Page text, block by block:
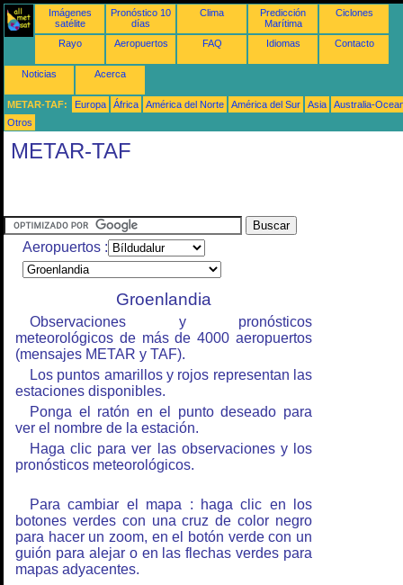
Imágenes
satélite
Pronóstico 10
días
Clima
Predicción
Marítima
Ciclones
Rayo Aeropuertos FAQ Idiomas Contacto
Noticias Acerca
METAR-TAF: Europa África América del Norte América del Sur Asia
Australia-
Otros
METAR-TAF
Aeropuertos :
Groenlandia
Observaciones y pronósticos
meteorológicos de más de 4000 aeropuertos
(mensajes METAR y TAF).
Los puntos amarillos y rojos representan las
estaciones disponibles.
Ponga el ratón en el punto deseado para
ver el nombre de la estación.
Haga clic para ver las observaciones y los
pronósticos meteorológicos.
Para cambiar el mapa : haga clic en los
botones verdes con una cruz de color negro
para hacer un zoom, en el botón verde con un
guión para alejar o en las flechas verdes para
mapas adyacentes.